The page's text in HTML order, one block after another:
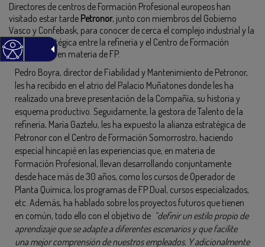
Directores de centros de Formación Profesional europeos han
visitado estar tarde Petronor, junto con miembros del Gobierno
Vasco y Confebask, para conocer de cerca el complejo industrial y la
alianza estratégica entre la refinería y el Centro de Formación
Somorrostro en materia de FP.
Pedro Boyra, director de Fiabilidad y Mantenimiento de Petronor,
les ha recibido en el atrio del Palacio Muñatones donde les ha
realizado una breve presentación de la Compañía, su historia y
esquema productivo. Seguidamente, la gestora de Talento de la
refinería, María Gaztelu, les ha expuesto la alianza estratégica de
Petronor con el Centro de Formación Somorrostro, haciendo
especial hincapié en las experiencias que, en materia de
Formación Profesional, llevan desarrollando conjuntamente
desde hace más de 30 años, como los cursos de Operador de
Planta Química, los programas de FP Dual, cursos especializados,
etc. Además, ha hablado sobre los proyectos futuros que tienen
en común, todo ello con el objetivo de “definir un estilo propio de
aprendizaje que se adapte a diferentes escenarios y que facilite
una mejor comprensión de nuestros empleados. Y adicionalmente